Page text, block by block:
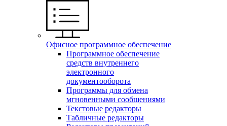
Офисное программное обеспечение
Программное обеспечение
средств внутреннего
электронного
документооборота
Программы для обмена
мгновенными сообщениями
Текстовые редакторы
Табличные редакторы